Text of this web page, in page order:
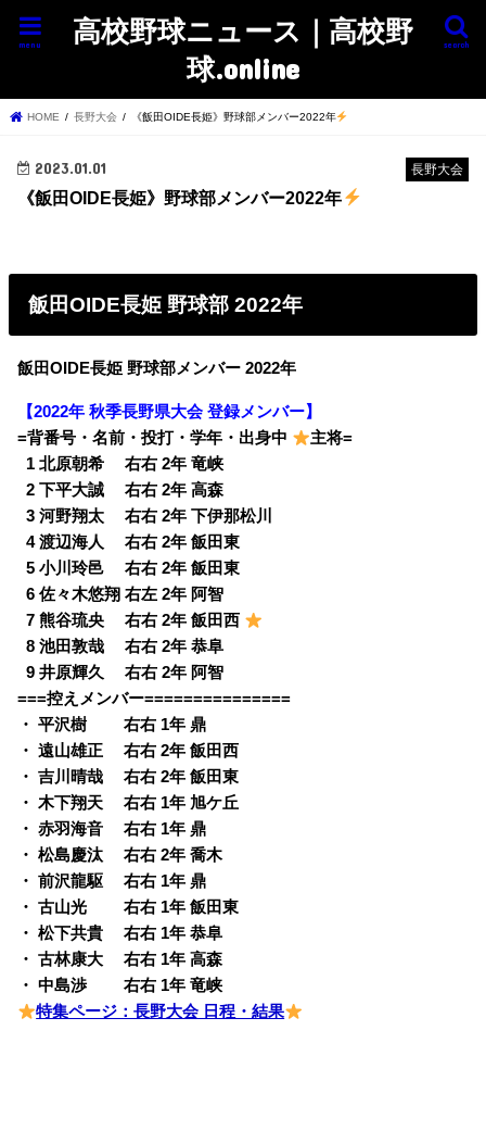
高校野球ニュース｜高校野
球.online
search
menu
HOME 長野大会 《飯田OIDE長姫》野球部メンバー2022年
長野大会
2023.01.01
《飯田OIDE長姫》野球部メンバー2022年
飯田OIDE長姫 野球部 2022年
飯田OIDE長姫 野球部メンバー 2022年
【2022年 秋季長野県大会 登録メンバー】
=背番号・名前・投打・学年・出身中
主将=
1 北原朝希 右右 2年 竜峡
02 下平大誠 右右 2年 高森
03 河野翔太 右右 2年 下伊那松川
04 渡辺海人 右右 2年 飯田東
05 小川玲邑 右右 2年 飯田東
06 佐々木悠翔 右左 2年 阿智
07 熊谷琉央 右右 2年 飯田西
08 池田敦哉 右右 2年 恭阜
09 井原輝久 右右 2年 阿智
===控えメンバー===============
・ 平沢樹 右右 1年 鼎
・ 遠山雄正 右右 2年 飯田西
・ 吉川晴哉 右右 2年 飯田東
・ 木下翔天 右右 1年 旭ケ丘
・ 赤羽海音 右右 1年 鼎
・ 松島慶汰 右右 2年 喬木
・ 前沢龍駆 右右 1年 鼎
・ 古山光 右右 1年 飯田東
・ 松下共貴 右右 1年 恭阜
・ 古林康大 右右 1年 高森
・ 中島渉 右右 1年 竜峡
特集ページ：長野大会 日程・結果